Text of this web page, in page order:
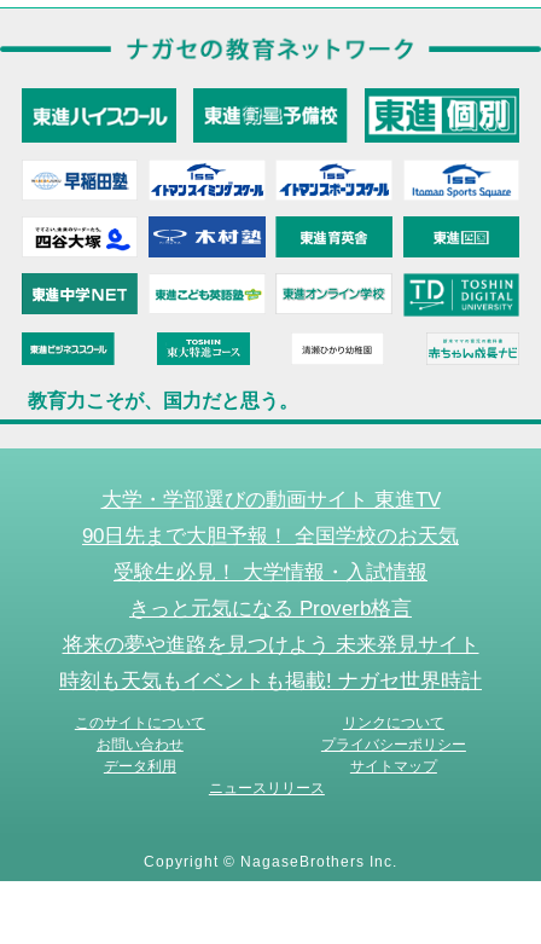
教育力こそが、国力だと思う。
大学・学部選びの動画サイト 東進TV
90日先まで大胆予報！ 全国学校のお天気
受験生必見！ 大学情報・入試情報
きっと元気になる Proverb格言
将来の夢や進路を見つけよう 未来発見サイト
時刻も天気もイベントも掲載! ナガセ世界時計
このサイトについて
リンクについて
お問い合わせ
プライバシーポリシー
データ利用
サイトマップ
ニュースリリース
Copyright © NagaseBrothers Inc.